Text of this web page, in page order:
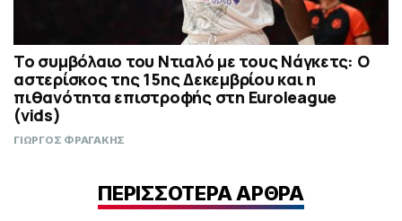
Το συμβόλαιο του Ντιαλό με τους Νάγκετς: Ο
αστερίσκος της 15ης Δεκεμβρίου και η
πιθανότητα επιστροφής στη Euroleague
(vids)
ΓΙΩΡΓΟΣ ΦΡΑΓΑΚΗΣ
ΠΕΡΙΣΣΟΤΕΡΑ ΑΡΘΡΑ